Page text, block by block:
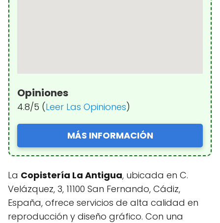
Opiniones
4.8/5 (Leer Las Opiniones)
MÁS INFORMACIÓN
La Copistería La Antigua, ubicada en C.
Velázquez, 3, 11100 San Fernando, Cádiz,
España, ofrece servicios de alta calidad en
reproducción y diseño gráfico. Con una